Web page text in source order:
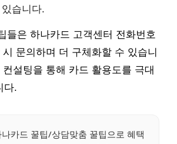
습니다.
들은 하나카드 고객센터 전화번호
시 문의하며 더 구체화할 수 있습니
설팅을 통해 카드 활용도를 극대
다.
카드 꿀팁/상담맞춤 꿀팁으로 혜택